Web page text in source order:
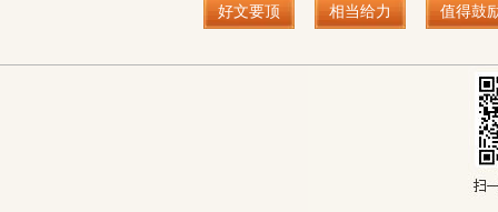
好文要顶 相当给力 值得鼓